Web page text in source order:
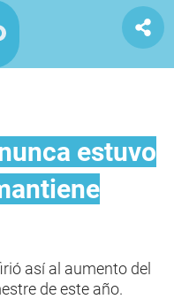
estuvo
así al aumento del
de este año.